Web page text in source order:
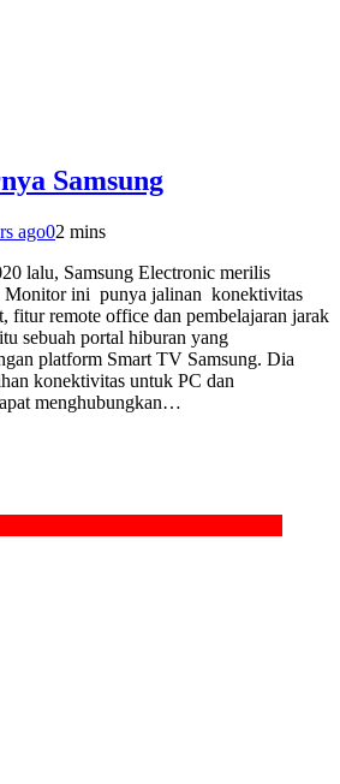
Samsung
ago02 mins
lalu, Samsung Electronic merilis
Monitor ini punya jalinan konektivitas
fitur remote office dan pembelajaran jarak
sebuah portal hiburan yang
platform Smart TV Samsung. Dia
konektivitas untuk PC dan
menghubungkan…